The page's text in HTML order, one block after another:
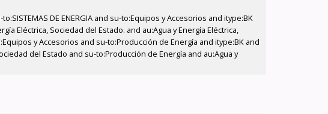
DE ENERGIA and su-to:Equipos y Accesorios and itype:BK
Eléctrica, Sociedad del Estado. and au:Agua y Energía Eléctrica,
y Accesorios and su-to:Producción de Energía and itype:BK and
del Estado and su-to:Producción de Energía and au:Agua y